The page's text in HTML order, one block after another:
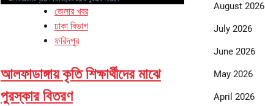
জেলার খবর
ঢাকা বিভাগ
ফরিদপুর
আলফাডাঙ্গায় কৃতি শিক্ষার্থীদের মাঝে
পুরস্কার বিতরণ
August 2026
July 2026
June 2026
May 2026
April 2026